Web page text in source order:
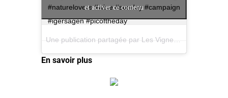
#naturelovers #wine #sunday #campaign
#igersagen #picoftheday
et activer ce contenu
En savoir plus